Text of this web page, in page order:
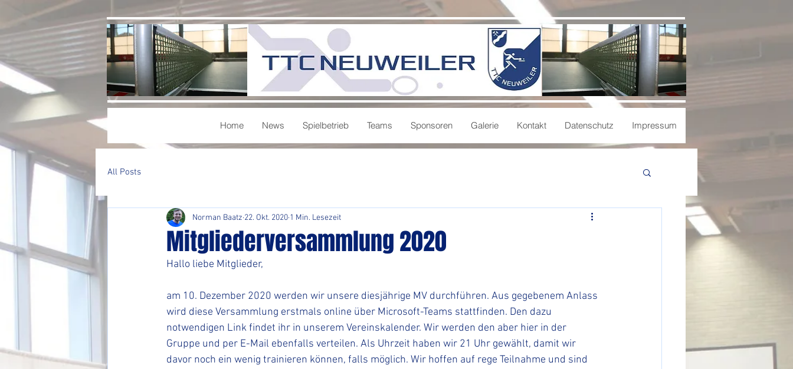
Home News Spielbetrieb Teams Sponsoren Galerie Kontakt Datenschutz Impressum
All Posts
Mitgliederversammlung 2020
Norman Baatz 22. Okt. 2020 1 Min. Lesezeit
Hallo liebe Mitglieder,
am 10. Dezember 2020 werden wir unsere diesjährige MV durchführen. Aus gegebenem Anlass
wird diese Versammlung erstmals online über Microsoft-Teams stattfinden. Den dazu
notwendigen Link findet ihr in unserem Vereinskalender. Wir werden den aber hier in der
Gruppe und per E-Mail ebenfalls verteilen. Als Uhrzeit haben wir 21 Uhr gewählt, damit wir
davor noch ein wenig trainieren können, falls möglich. Wir hoffen auf rege Teilnahme und sind